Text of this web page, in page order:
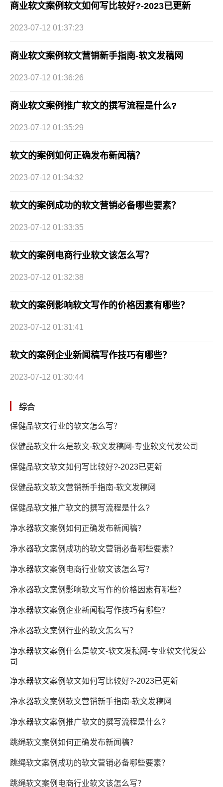
商业软文案例软文如何写比较好?-2023已更新
2023-07-12 01:37:23
商业软文案例软文营销新手指南-软文发稿网
2023-07-12 01:36:26
商业软文案例推广软文的撰写流程是什么?
2023-07-12 01:35:29
软文的案例如何正确发布新闻稿？
2023-07-12 01:34:32
软文的案例成功的软文营销必备哪些要素？
2023-07-12 01:33:35
软文的案例电商行业软文该怎么写？
2023-07-12 01:32:38
软文的案例影响软文写作的价格因素有哪些？
2023-07-12 01:31:41
软文的案例企业新闻稿写作技巧有哪些？
2023-07-12 01:30:44
综合
保健品软文行业的软文怎么写？
保健品软文什么是软文-软文发稿网-专业软文代发公司
保健品软文软文如何写比较好?-2023已更新
保健品软文软文营销新手指南-软文发稿网
保健品软文推广软文的撰写流程是什么?
净水器软文案例如何正确发布新闻稿？
净水器软文案例成功的软文营销必备哪些要素？
净水器软文案例电商行业软文该怎么写？
净水器软文案例影响软文写作的价格因素有哪些？
净水器软文案例企业新闻稿写作技巧有哪些？
净水器软文案例行业的软文怎么写？
净水器软文案例什么是软文-软文发稿网-专业软文代发公
司
净水器软文案例软文如何写比较好?-2023已更新
净水器软文案例软文营销新手指南-软文发稿网
净水器软文案例推广软文的撰写流程是什么?
跳绳软文案例如何正确发布新闻稿？
跳绳软文案例成功的软文营销必备哪些要素？
跳绳软文案例电商行业软文该怎么写？